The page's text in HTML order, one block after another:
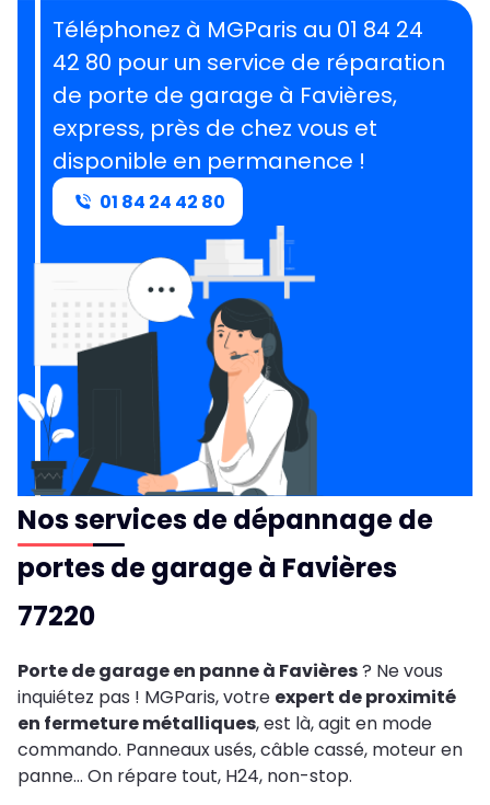
Téléphonez à MGParis au 01 84 24
42 80 pour un service de réparation
de porte de garage à Favières,
express, près de chez vous et
disponible en permanence !
01 84 24 42 80
Nos services de dépannage de
portes de garage à Favières
77220
Porte de garage en panne à Favières? Ne vous
inquiétez pas ! MGParis, votre expert de proximité
en fermeture métalliques, est là, agit en mode
commando. Panneaux usés, câble cassé, moteur en
panne… On répare tout, H24, non-stop.